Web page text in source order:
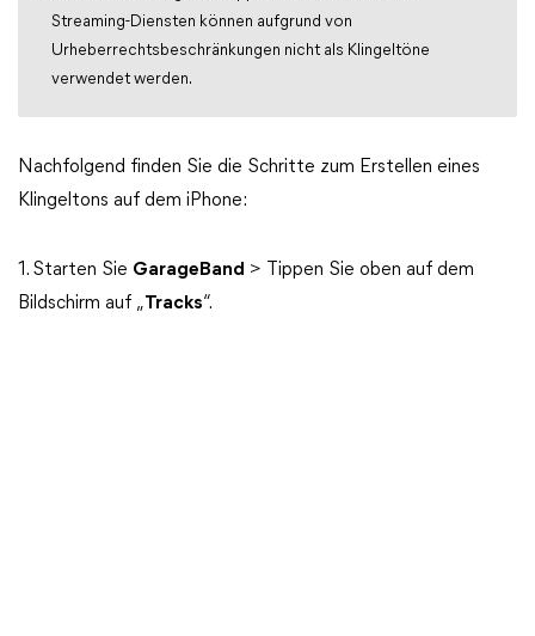
Streaming-Diensten können aufgrund von
Urheberrechtsbeschränkungen nicht als Klingeltöne
verwendet werden.
Nachfolgend finden Sie die Schritte zum Erstellen eines
Klingeltons auf dem iPhone:
1. Starten Sie GarageBand > Tippen Sie oben auf dem
Bildschirm auf „Tracks“.